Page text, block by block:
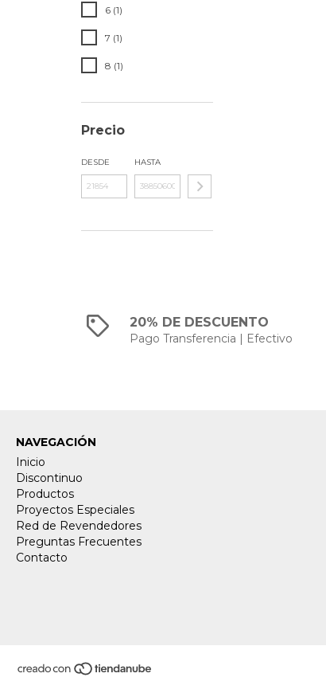
6 (1)
7 (1)
8 (1)
Precio
DESDE HASTA
20% DE DESCUENTO
Pago Transferencia | Efectivo
NAVEGACIÓN
Inicio
Discontinuo
Productos
Proyectos Especiales
Red de Revendedores
Preguntas Frecuentes
Contacto